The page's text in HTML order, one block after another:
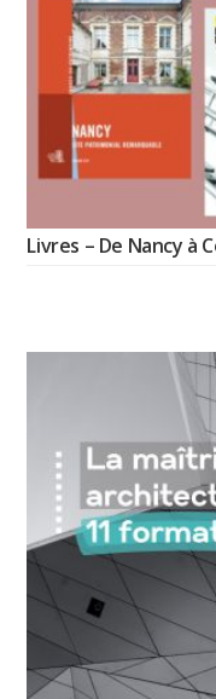
Livres – De Nancy à